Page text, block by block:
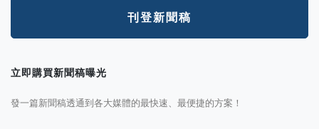
刊登新聞稿
立即購買新聞稿曝光
發一篇新聞稿透通到各大媒體的最快速、最便捷的方案！